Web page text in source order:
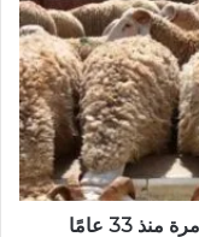
33 عامًا